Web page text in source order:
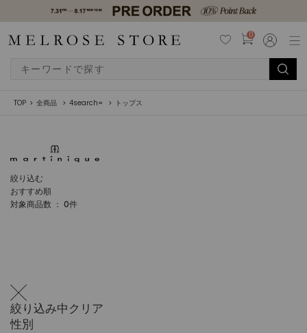
0
TOP 全商品 4search= トップス
絞り込む
おすすめ順
対象商品数 ： 0件
絞り込み中クリア
性別